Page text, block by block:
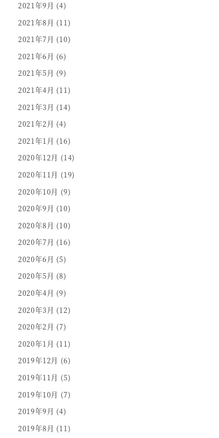
2021年9月 (4)
2021年8月 (11)
2021年7月 (10)
2021年6月 (6)
2021年5月 (9)
2021年4月 (11)
2021年3月 (14)
2021年2月 (4)
2021年1月 (16)
2020年12月 (14)
2020年11月 (19)
2020年10月 (9)
2020年9月 (10)
2020年8月 (10)
2020年7月 (16)
2020年6月 (5)
2020年5月 (8)
2020年4月 (9)
2020年3月 (12)
2020年2月 (7)
2020年1月 (11)
2019年12月 (6)
2019年11月 (5)
2019年10月 (7)
2019年9月 (4)
2019年8月 (11)